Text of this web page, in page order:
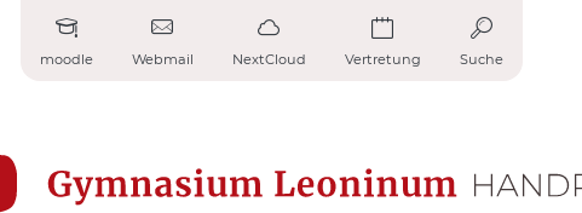
moodle Webmail NextCloud Vertretung Suche